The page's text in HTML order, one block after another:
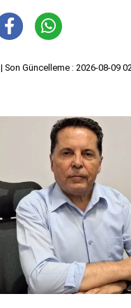
| Son Güncelleme : 2026-08-09